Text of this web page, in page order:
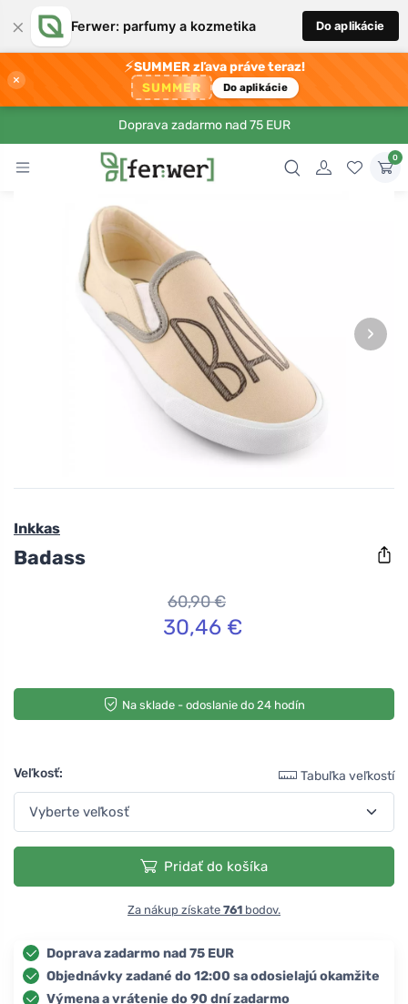
× Ferwer: parfumy a kozmetika Do aplikácie
×
⚡SUMMER zľava práve teraz!
SUMMER Do aplikácie
Doprava zadarmo nad 75 EUR
0
›
Inkkas
Badass
60,90 €
30,46 €
Na sklade - odoslanie do 24 hodín
Veľkosť: Tabuľka veľkostí
Pridať do košíka
Za nákup získate 761 bodov.
Doprava zadarmo nad 75 EUR
Objednávky zadané do 12:00 sa odosielajú okamžite
Výmena a vrátenie do 90 dní zadarmo